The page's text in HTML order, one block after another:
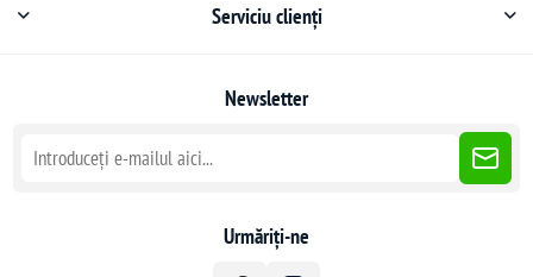
Serviciu clienți
Newsletter
Urmăriți-ne